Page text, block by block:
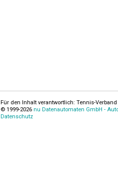
Für den Inhalt verantwortlich: Tennis-
© 1999-2026 nu Datenautomaten GmbH -
Datenschutz